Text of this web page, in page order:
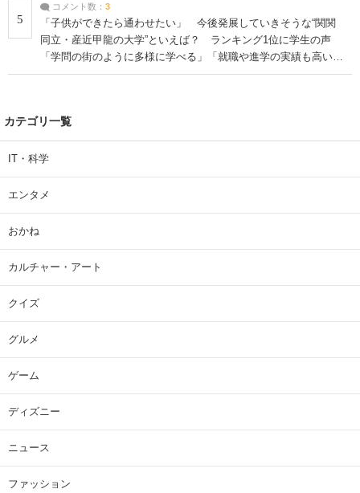
5
コメント数： 3
「子供ができたら通わせたい」 今後発展していきそうな“関関
同立・産近甲龍の大学”といえば？ ランキング1位に学生の声
「学問の街のように多様に学べる」「就職や進学の実績も高い」
| 大学 ねとらぼリサーチ
カテゴリ一覧
IT・科学
エンタメ
おかね
カルチャー・アート
クイズ
グルメ
ゲーム
ディズニー
ニュース
ファッション